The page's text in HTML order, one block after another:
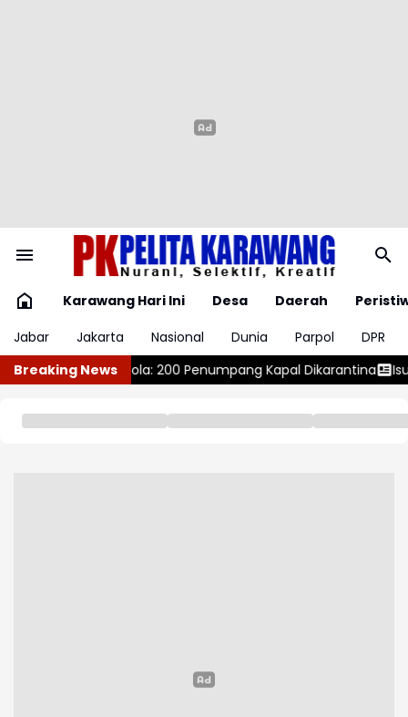
Karawang Hari Ini Desa Daerah
Jabar
Jakarta Nasional Dunia Parpol
DPR
Breaking News
Kapal Dikarantina Isu Penolakan LGBT, Ini Koemntar